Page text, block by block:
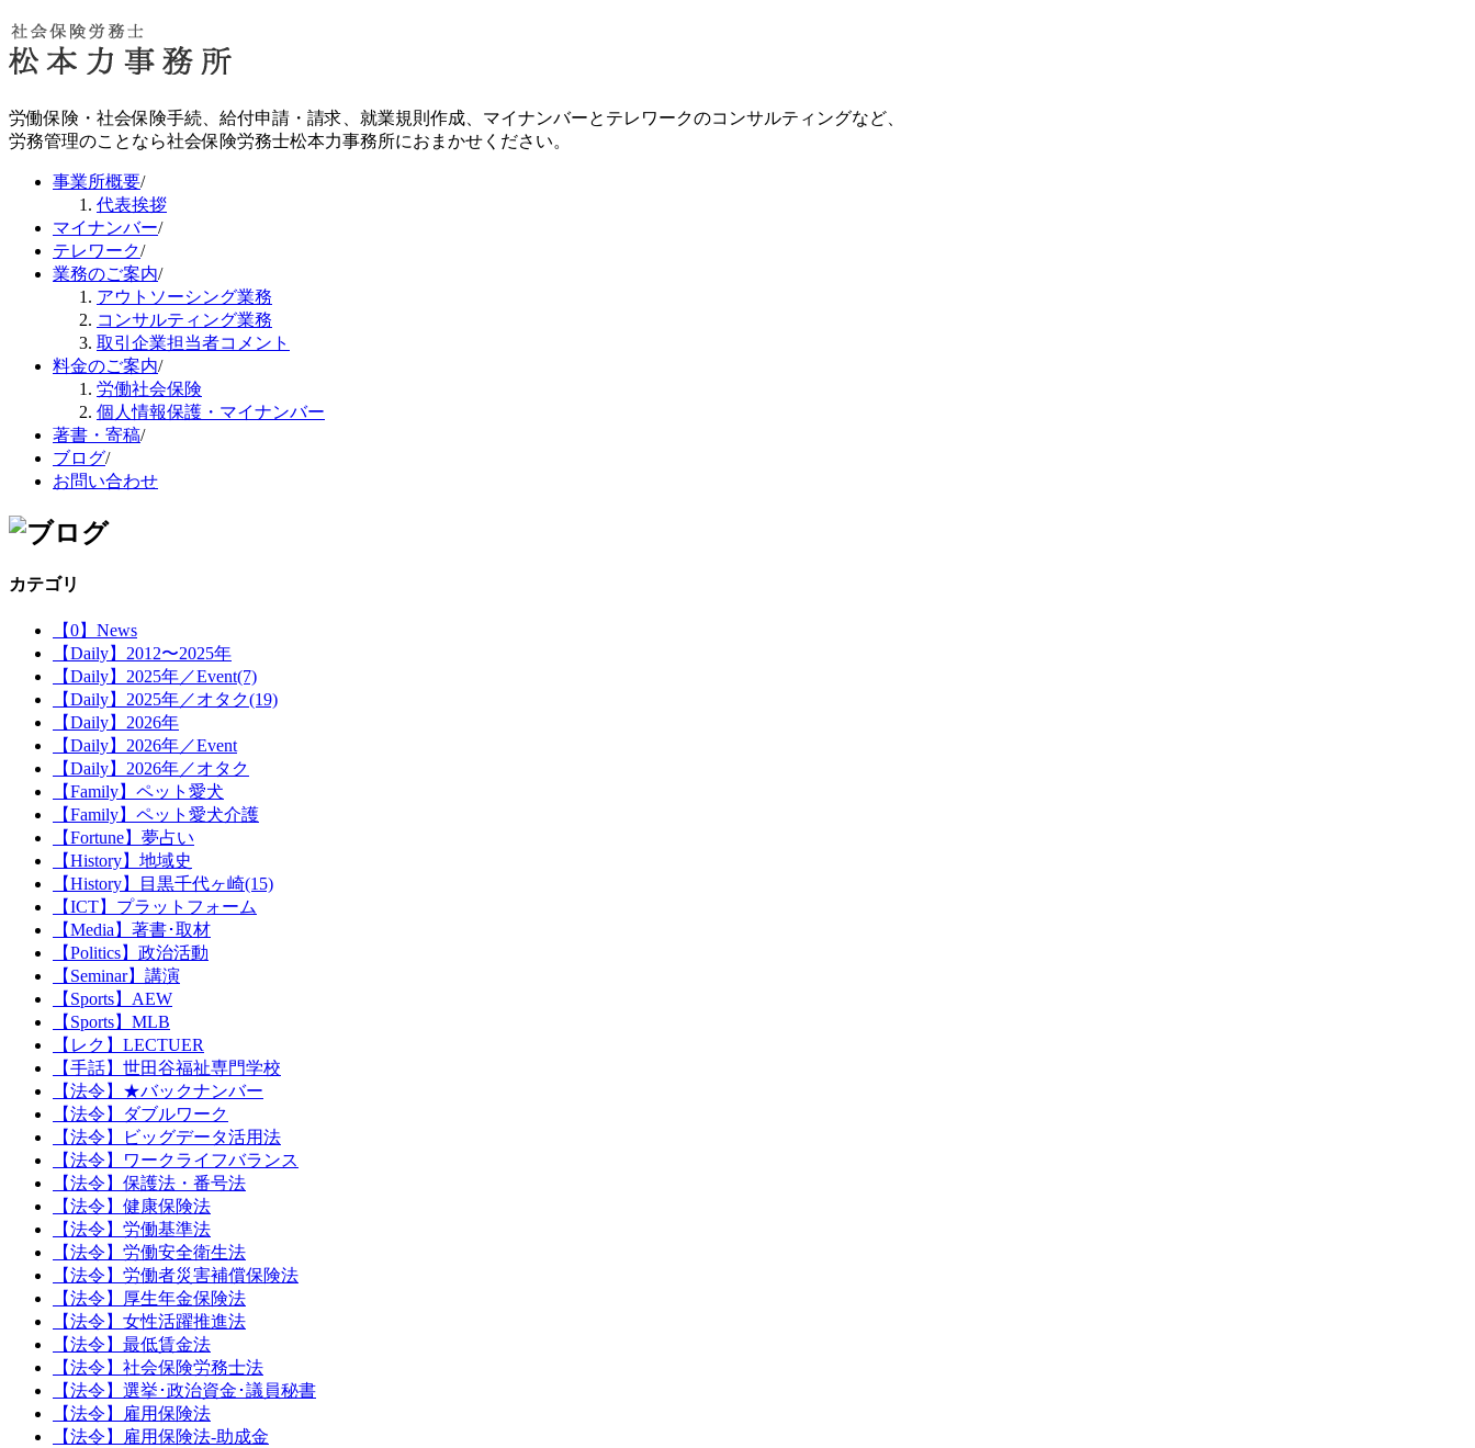
労働保険・社会保険手続、給付申請・請求、就業規則作成、マイナンバーとテレワークのコンサルティングなど、
労務管理のことなら社会保険労務士松本力事務所におまかせください。
事業所概要/
代表挨拶
マイナンバー/
テレワーク/
業務のご案内/
アウトソーシング業務
コンサルティング業務
取引企業担当者コメント
料金のご案内/
労働社会保険
個人情報保護・マイナンバー
著書・寄稿/
ブログ/
お問い合わせ
カテゴリ
【0】News
【Daily】2012〜2025年
【Daily】2025年／Event(7)
【Daily】2025年／オタク(19)
【Daily】2026年
【Daily】2026年／Event
【Daily】2026年／オタク
【Family】ペット愛犬
【Family】ペット愛犬介護
【Fortune】夢占い
【History】地域史
【History】目黒千代ヶ崎(15)
【ICT】プラットフォーム
【Media】著書･取材
【Politics】政治活動
【Seminar】講演
【Sports】AEW
【Sports】MLB
【レク】LECTUER
【手話】世田谷福祉専門学校
【法令】★バックナンバー
【法令】ダブルワーク
【法令】ビッグデータ活用法
【法令】ワークライフバランス
【法令】保護法・番号法
【法令】健康保険法
【法令】労働基準法
【法令】労働安全衛生法
【法令】労働者災害補償保険法
【法令】厚生年金保険法
【法令】女性活躍推進法
【法令】最低賃金法
【法令】社会保険労務士法
【法令】選挙･政治資金･議員秘書
【法令】雇用保険法
【法令】雇用保険法-助成金